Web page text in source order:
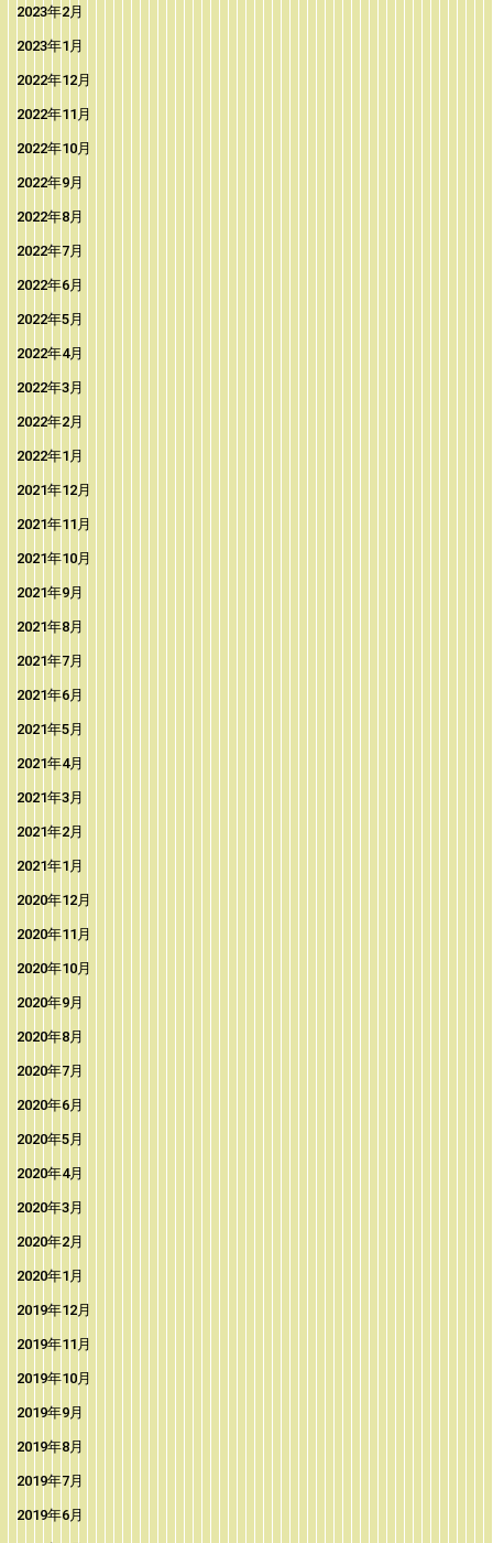
2023年2月
2023年1月
2022年12月
2022年11月
2022年10月
2022年9月
2022年8月
2022年7月
2022年6月
2022年5月
2022年4月
2022年3月
2022年2月
2022年1月
2021年12月
2021年11月
2021年10月
2021年9月
2021年8月
2021年7月
2021年6月
2021年5月
2021年4月
2021年3月
2021年2月
2021年1月
2020年12月
2020年11月
2020年10月
2020年9月
2020年8月
2020年7月
2020年6月
2020年5月
2020年4月
2020年3月
2020年2月
2020年1月
2019年12月
2019年11月
2019年10月
2019年9月
2019年8月
2019年7月
2019年6月